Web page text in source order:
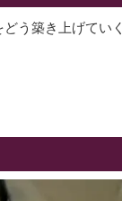
う築き上げていく